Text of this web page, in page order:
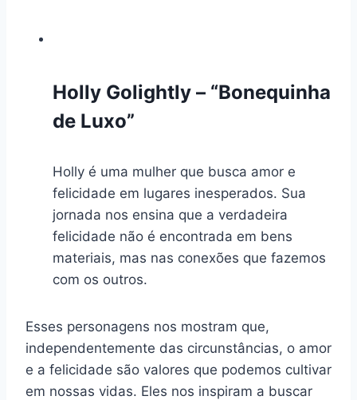
Holly Golightly – “Bonequinha
de Luxo”
Holly é uma mulher que busca amor e
felicidade em lugares inesperados. Sua
jornada nos ensina que a verdadeira
felicidade não é encontrada em bens
materiais, mas nas conexões que fazemos
com os outros.
Esses personagens nos mostram que,
independentemente das circunstâncias, o amor
e a felicidade são valores que podemos cultivar
em nossas vidas. Eles nos inspiram a buscar